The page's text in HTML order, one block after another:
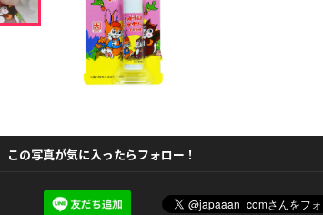
この写真が気に入ったらフォロー！